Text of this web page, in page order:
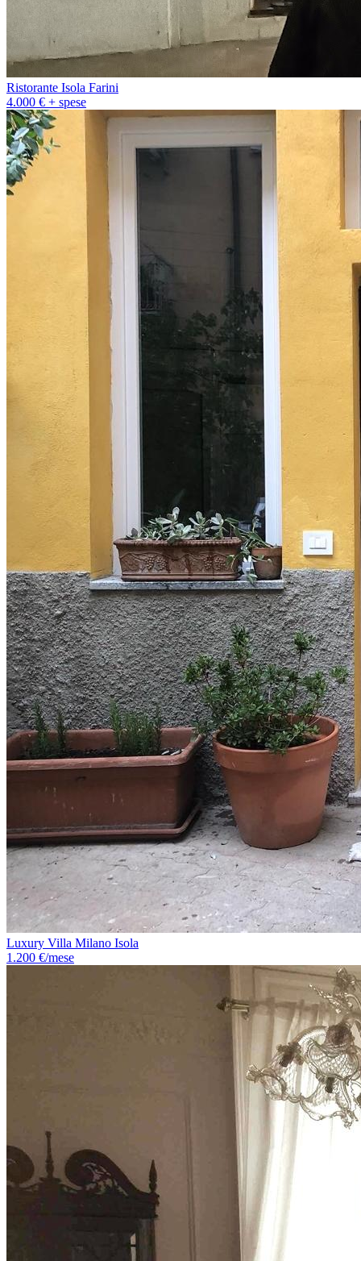
Ristorante Isola Farini
4.000 € + spese
Luxury Villa Milano Isola
1.200 €/mese